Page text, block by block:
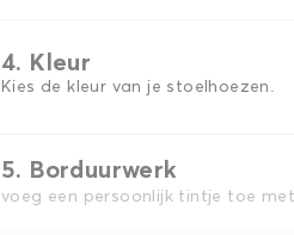
4. Kleur
Kies de kleur van je stoelhoezen.
5. Borduurwerk
voeg een persoonlijk tintje toe